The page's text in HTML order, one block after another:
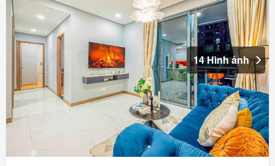
14 Hình ảnh